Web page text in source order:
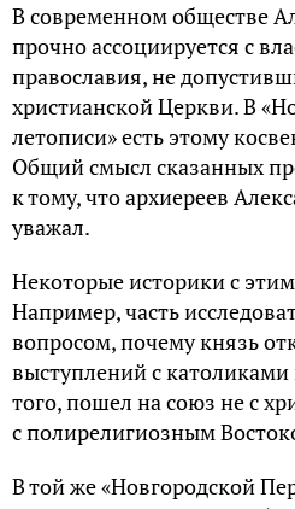
В современном обществе
прочно ассоциируется с
православия, не
христианской Церкви. В
летописи» есть этому
Общий смысл сказанных
к тому, что архиереев
уважал.
Некоторые историки с
Например, часть
вопросом, почему князь
выступлений с
того, пошел на союз не с
с полирелигиозным
В той же «Новгородской